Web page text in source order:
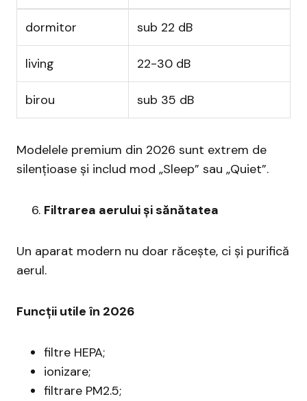
dormitor sub 22 dB
living 22-30 dB
birou sub 35 dB
Modelele premium din 2026 sunt extrem de
silențioase și includ mod „Sleep” sau „Quiet”.
Filtrarea aerului și sănătatea
Un aparat modern nu doar răcește, ci și purifică
aerul.
Funcții utile în 2026
filtre HEPA;
ionizare;
filtrare PM2.5;